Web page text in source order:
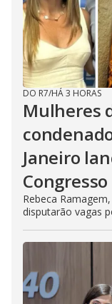
DO R7/HÁ 3 HORAS
Mulheres
Janeiro
Congresso
Rebeca
disputarão vagas